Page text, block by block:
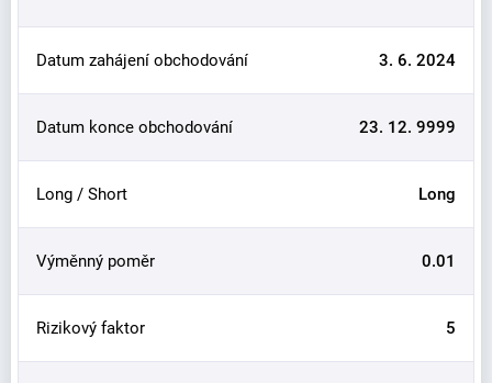
Datum zahájení obchodování 3. 6. 2024
Datum konce obchodování 23. 12. 9999
Long / Short Long
Výměnný poměr 0.01
Rizikový faktor 5